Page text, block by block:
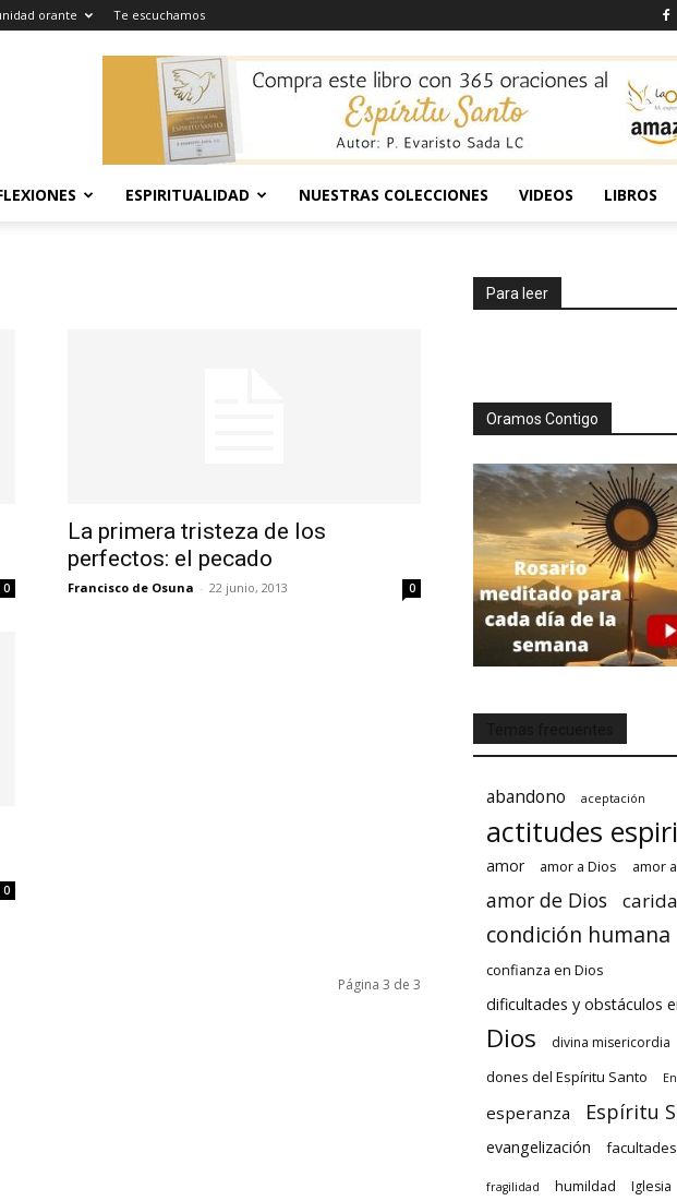
orante Te escuchamos
ESPIRITUALIDAD NUESTRAS COLECCIONES VIDEOS LIBROS
0
La primera tristeza de los
perfectos: el pecado
Francisco de Osuna - 22 junio, 2013 0
0
Página 3 de 3
Para leer
Oramos Contigo
abandono aceptación
actitudes
amor amor a Dios amor
amor de Dios
condición humana
confianza en Dios
dificultades y obstáculos
Dios divina misericordia
dones del Espíritu Santo
esperanza Espíritu
evangelización
fragilidad humildad Iglesia